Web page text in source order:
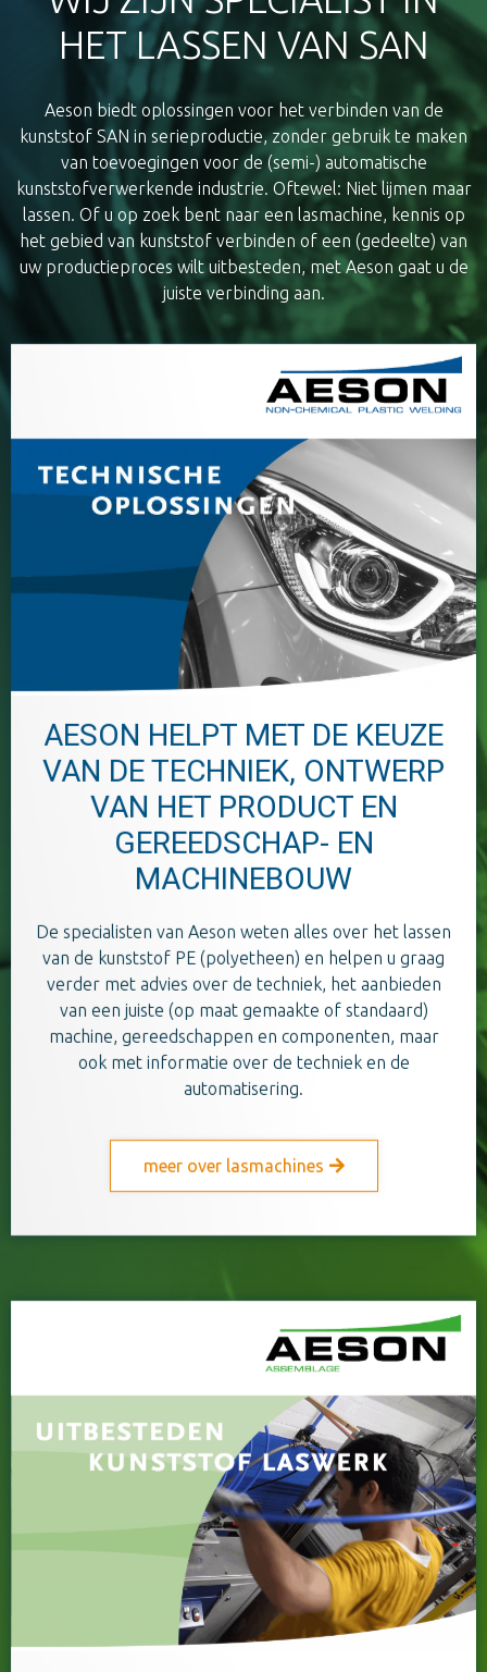
HET LASSEN VAN SAN
Aeson biedt oplossingen voor het verbinden van de
kunststof SAN in serieproductie, zonder gebruik te maken
van toevoegingen voor de (semi-) automatische
kunststofverwerkende industrie. Oftewel: Niet lijmen maar
lassen. Of u op zoek bent naar een lasmachine, kennis op
het gebied van kunststof verbinden of een (gedeelte) van
uw productieproces wilt uitbesteden, met Aeson gaat u de
juiste verbinding aan.
AESON HELPT MET DE KEUZE
VAN DE TECHNIEK, ONTWERP
VAN HET PRODUCT EN
GEREEDSCHAP- EN
MACHINEBOUW
De specialisten van Aeson weten alles over het lassen
van de kunststof PE (polyetheen) en helpen u graag
verder met advies over de techniek, het aanbieden
van een juiste (op maat gemaakte of standaard)
machine, gereedschappen en componenten, maar
ook met informatie over de techniek en de
automatisering.
meer over lasmachines